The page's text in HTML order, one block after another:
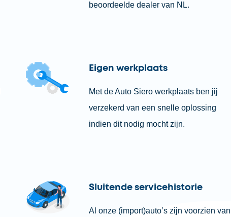
beoordeelde dealer van NL.
Eigen werkplaats
Met de Auto Siero werkplaats ben jij
verzekerd van een snelle oplossing
indien dit nodig mocht zijn.
Sluitende servicehistorie
Al onze (import)auto’s zijn voorzien van